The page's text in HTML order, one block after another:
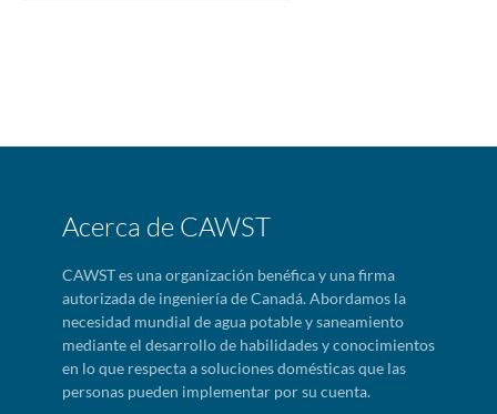
Acerca de CAWST
CAWST es una organización benéfica y una firma
autorizada de ingeniería de Canadá. Abordamos la
necesidad mundial de agua potable y saneamiento
mediante el desarrollo de habilidades y conocimientos
en lo que respecta a soluciones domésticas que las
personas pueden implementar por su cuenta.